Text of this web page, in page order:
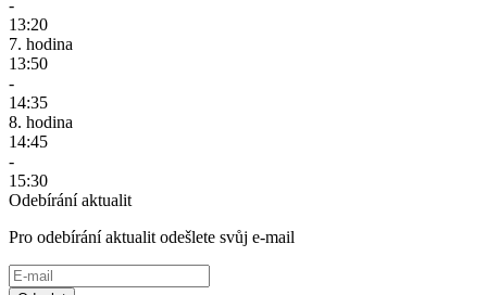
-
13:20
7. hodina
13:50
-
14:35
8. hodina
14:45
-
15:30
Odebírání aktualit
Pro odebírání aktualit odešlete svůj e-mail